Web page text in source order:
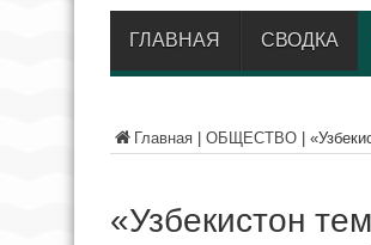
ГЛАВНАЯ СВОДКА
Главная ОБЩЕСТВО
«Узбекистон